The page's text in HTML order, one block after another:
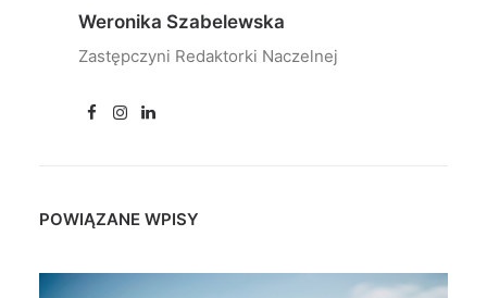
Weronika Szabelewska
Zastępczyni Redaktorki Naczelnej
POWIĄZANE WPISY